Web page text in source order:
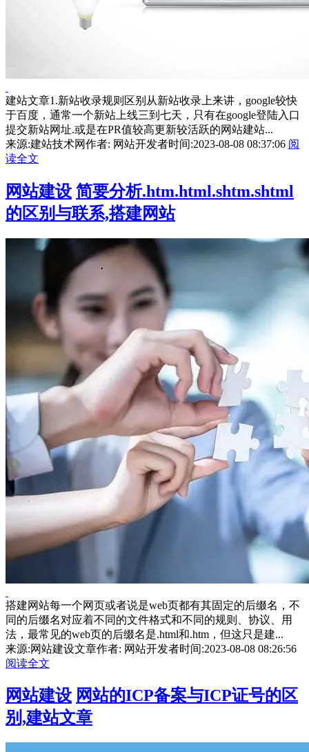
建站文章1.新站收录规则区别从新站收录上来讲，google较快
于百度，通常一个新站上线三到七天，只有在google登陆入口
提交新站网址.或是在PR值较高更新较活跃的网站建站...
来源:建站技术网作者: 网站开发者时间:2023-08-08 08:37:06 阅
读全文
网站建设 简要分析.htm.html.shtm.shtml
的区别与联系,搭建网站
搭建网站每一个网页或者说是web页都有其固定的后缀名，不
同的后缀名对应着不同的文件格式和不同的规则、协议、用
法，最常见的web页的后缀名是.html和.htm，但这只是建...
来源:网站建设文章作者: 网站开发者时间:2023-08-08 08:26:56
阅读全文
网站建设 网站的ICP备案与ICP证号的区
别,建站文章